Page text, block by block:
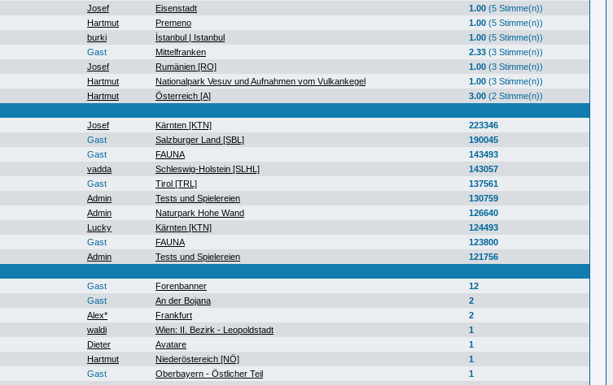
Josef Eisenstadt 1.00 (5 Stimme(n))
Hartmut Premeno 1.00 (5 Stimme(n))
burki İstanbul | Istanbul 1.00 (5 Stimme(n))
Gast Mittelfranken 2.33 (3 Stimme(n))
Josef Rumänien [RO] 1.00 (3 Stimme(n))
Hartmut Nationalpark Vesuv und Aufnahmen vom Vulkankegel 1.00 (3 Stimme(n))
Hartmut Österreich [A] 3.00 (2 Stimme(n))
Josef Kärnten [KTN]
223346
Gast Salzburger Land [SBL]
190045
Gast FAUNA
143493
vadda Schleswig-Holstein [SLHL]
143057
Gast Tirol [TRL]
137561
Admin Tests und Spielereien
130759
Admin Naturpark Hohe Wand
126640
Lucky Kärnten [KTN]
124493
Gast FAUNA
123800
Admin Tests und Spielereien
121756
Gast Forenbanner
12
Gast An der Bojana
2
Alex* Frankfurt
2
waldi Wien: II. Bezirk - Leopoldstadt
1
Dieter Avatare
1
Hartmut Niederöstereich [NÖ]
1
Gast Oberbayern - Östlicher Teil
1